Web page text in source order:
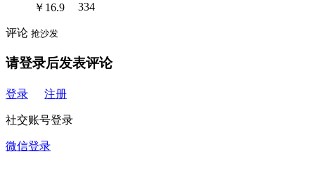
￥ 16.9 334
评论 抢沙发
请登录后发表评论
登录 注册
社交账号登录
微信登录